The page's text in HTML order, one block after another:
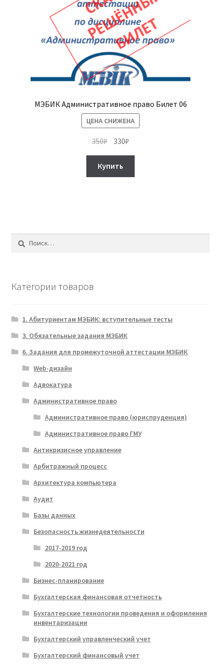
МЭБИК Административное право Билет 06
ЦЕНА СНИЖЕНА
350₽ Первоначальная
составляла
350₽.
330₽
Купить
Найти:
Категории товаров
1. Абитуриентам МЭБИК: вступительные тесты
3. Обязательные задания МЭБИК
6. Задания для промежуточной аттестации МЭБИК
Web-дизайн
Адвокатура
Административное право
Административное право (юриспруденция)
Административное право ГМУ
Антикризисное управление
Арбитражный процесс
Архитектура компьютера
Аудит
Базы данных
Безопасность жизнедеятельности
2017-2019 год
2020-2021 год
Бизнес-планирование
Бухгалтерская финансовая отчетность
Бухгалтерские технологии проведения и оформления
инвентаризации
Бухгалтерский управленческий учет
Бухгалтерский финансовый учет